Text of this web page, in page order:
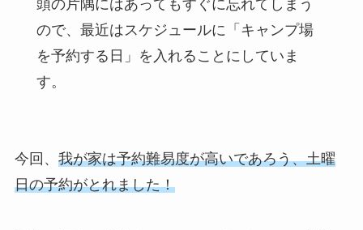
頭の片隅にはあってもすぐに忘れてしまう
ので、最近はスケジュールに「キャンプ場
を予約する日」を入れることにしていま
す。
今回、 我が家は予約難易度が高いであろう、土曜
日の予約がとれました！